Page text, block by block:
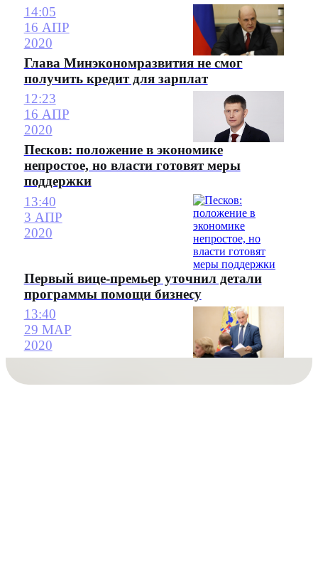
14:05
16 АПР
2020
Глава Минэкономразвития не смог
получить кредит для зарплат
12:23
16 АПР
2020
Песков: положение в экономике
непростое, но власти готовят меры
поддержки
13:40
3 АПР
2020
Первый вице-премьер уточнил детали
программы помощи бизнесу
13:40
29 МАР
2020